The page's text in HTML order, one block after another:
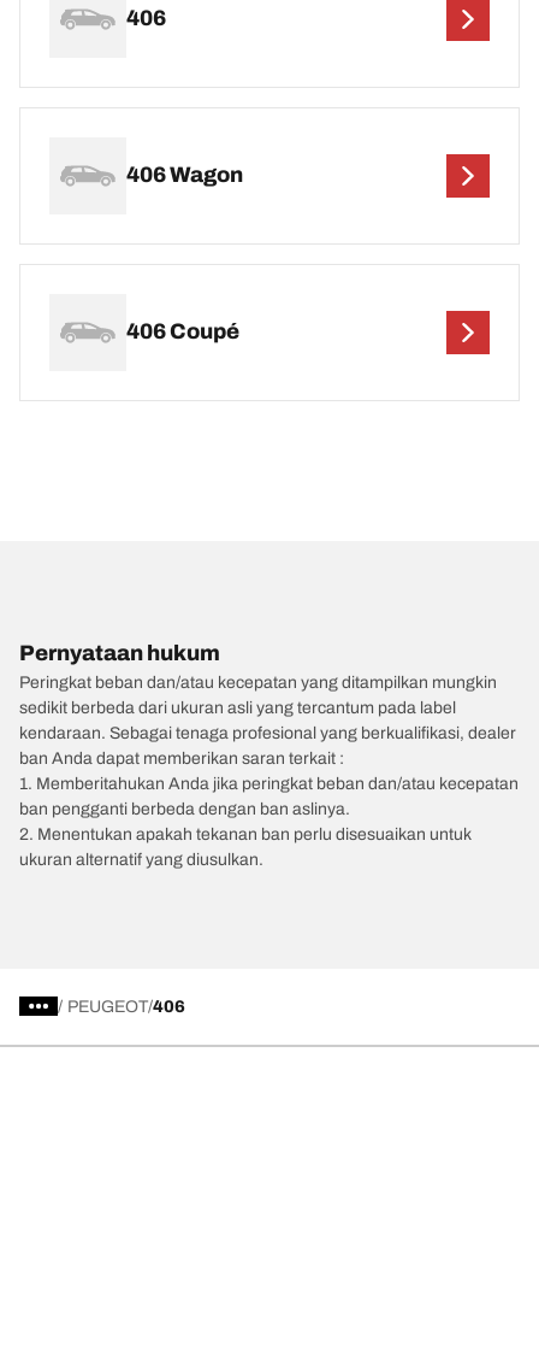
406
406 Wagon
406 Coupé
Pernyataan hukum
Peringkat beban dan/atau kecepatan yang ditampilkan mungkin
sedikit berbeda dari ukuran asli yang tercantum pada label
kendaraan. Sebagai tenaga profesional yang berkualifikasi, dealer
ban Anda dapat memberikan saran terkait :
1. Memberitahukan Anda jika peringkat beban dan/atau kecepatan
ban pengganti berbeda dengan ban aslinya.
2. Menentukan apakah tekanan ban perlu disesuaikan untuk
ukuran alternatif yang diusulkan.
/ PEUGEOT 406